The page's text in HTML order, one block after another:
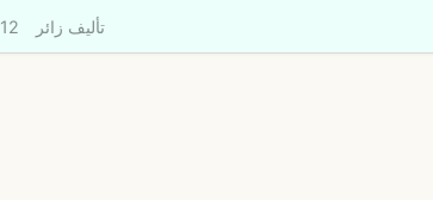
تأليف زائر 12 أغسطس 2020